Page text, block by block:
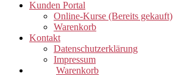
Kunden Portal
Online-Kurse (Bereits gekauft)
Warenkorb
Kontakt
Datenschutzerklärung
Impressum
Warenkorb